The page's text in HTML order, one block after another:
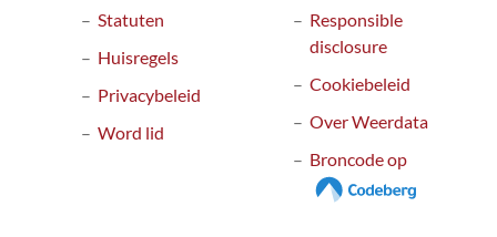
Statuten
Huisregels
Privacybeleid
Word lid
Responsible
disclosure
Cookiebeleid
Over Weerdata
Broncode op